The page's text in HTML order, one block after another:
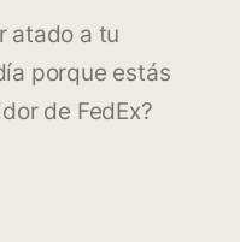
atado a tu
porque estás
de FedEx?